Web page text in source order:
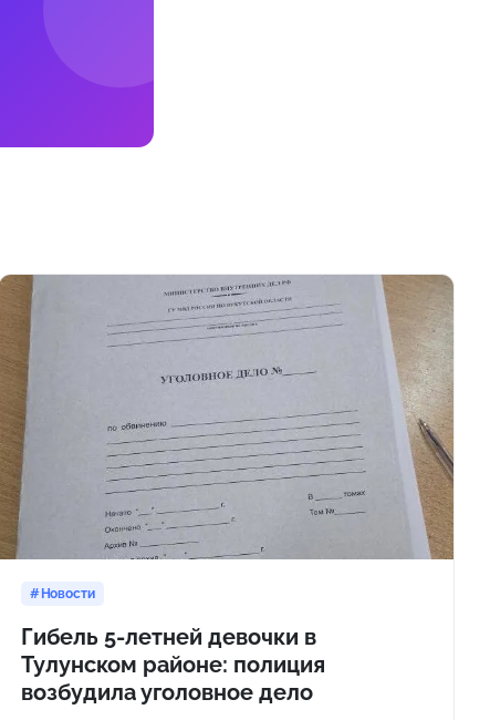
Новости
Гибель 5-летней девочки в
Тулунском районе: полиция
возбудила уголовное дело